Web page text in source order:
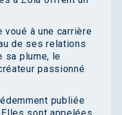
à une carrière
de ses relations
sa plume, le
passionné
publiée